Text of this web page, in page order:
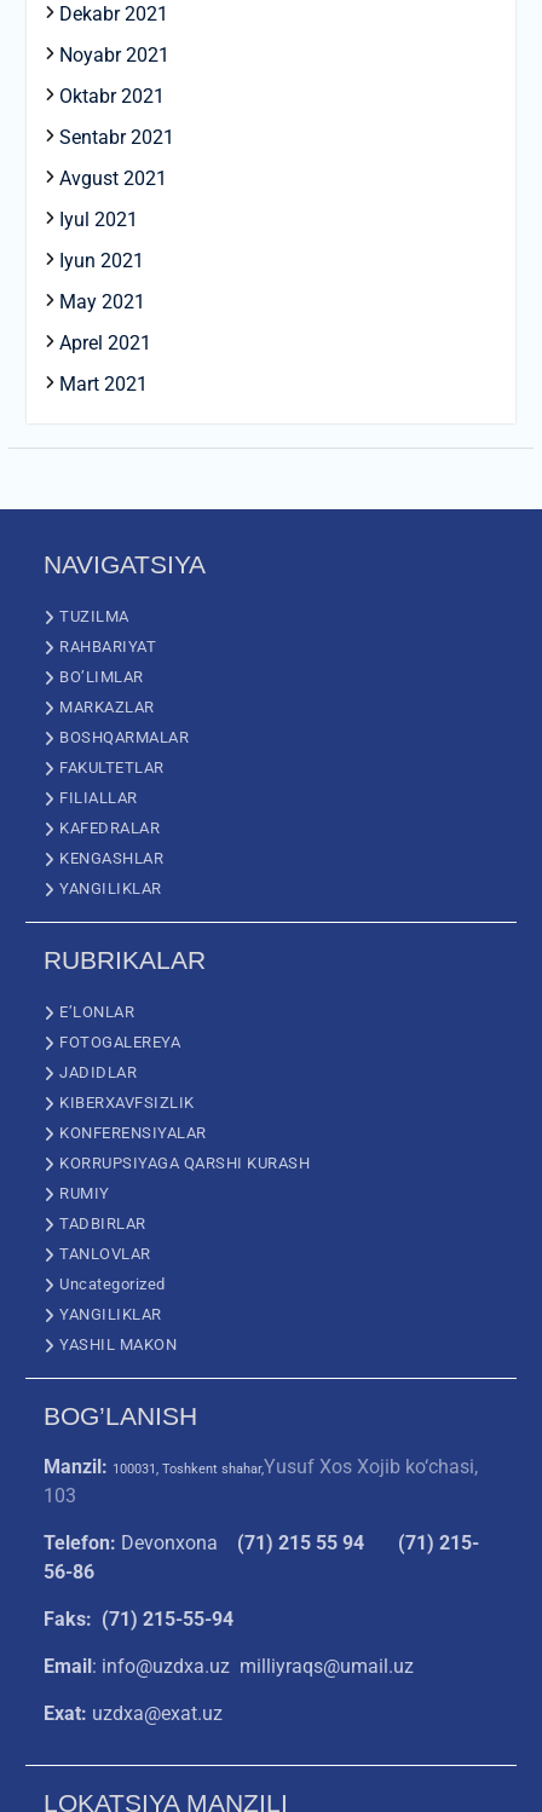
Dekabr 2021
Noyabr 2021
Oktabr 2021
Sentabr 2021
Avgust 2021
Iyul 2021
Iyun 2021
May 2021
Aprel 2021
Mart 2021
NAVIGATSIYA
TUZILMA
RAHBARIYAT
BO’LIMLAR
MARKAZLAR
BOSHQARMALAR
FAKULTETLAR
FILIALLAR
KAFEDRALAR
KENGASHLAR
YANGILIKLAR
RUBRIKALAR
E’LONLAR
FOTOGALEREYA
JADIDLAR
KIBERXAVFSIZLIK
KONFERENSIYALAR
KORRUPSIYAGA QARSHI KURASH
RUMIY
TADBIRLAR
TANLOVLAR
Uncategorized
YANGILIKLAR
YASHIL MAKON
BOG’LANISH
Manzil: 100031, Toshkent shahar,Yusuf Xos Xojib ko‘chasi,
103
Telefon: Devonxona (71) 215 55 94
(71) 215-
56-86
Faks: (71) 215-55-94
Email: info@uzdxa.uz milliyraqs@umail.uz
Exat: uzdxa@exat.uz
LOKATSIYA MANZILI